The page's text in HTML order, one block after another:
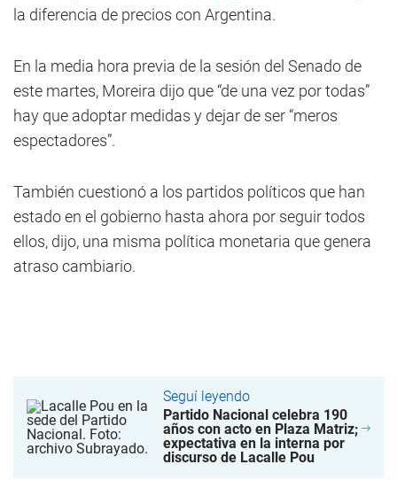
la diferencia de precios con Argentina.
En la media hora previa de la sesión del Senado de
este martes, Moreira dijo que “de una vez por todas”
hay que adoptar medidas y dejar de ser “meros
espectadores”.
También cuestionó a los partidos políticos que han
estado en el gobierno hasta ahora por seguir todos
ellos, dijo, una misma política monetaria que genera
atraso cambiario.
Seguí leyendo
Partido Nacional celebra 190
años con acto en Plaza Matriz;
expectativa en la interna por
discurso de Lacalle Pou